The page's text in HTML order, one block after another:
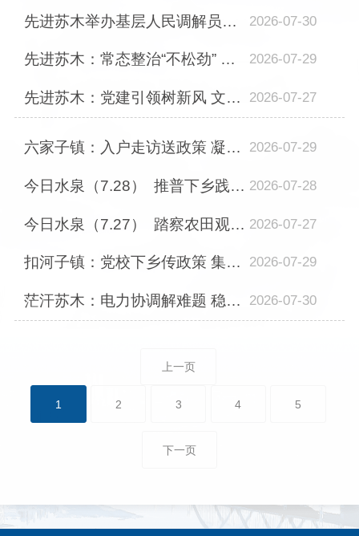
先进苏木举办基层人民调解员巡回培训班 2026-07-30
先进苏木：常态整治“不松劲” 人居环境“再提升” 2026-07-29
先进苏木：党建引领树新风 文明升学启新程 2026-07-27
六家子镇：入户走访送政策 凝心聚力促振兴 2026-07-29
今日水泉（7.28） 推普下乡践初心 青春聚力助振兴 2026-07-28
今日水泉（7.27） 踏察农田观长势 深耕产业促增收 2026-07-27
扣河子镇：党校下乡传政策 集中宣讲暖民心 2026-07-29
茫汗苏木：电力协调解难题 稳保供电惠农牧 2026-07-30
上一页
1 2 3 4 5
下一页